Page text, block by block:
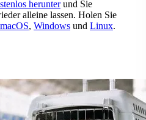
herunterund Sie
alleine lassen. Holen Sie
macOS, Windows und Linux.